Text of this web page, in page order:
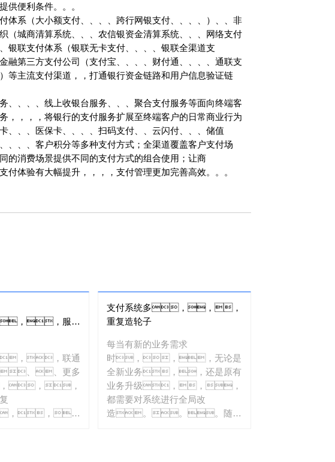
条件。。。
大小额支付、、、、跨行网银支付、、、、）、、非
商清算系统、、、农信银资金清算系统、、、网络支付
、银联支付体系（银联无卡支付、、、、银联全渠道支
非金融第三方支付公司（支付宝、、、、财付通、、、、通联支
付）等主流支付渠道，，打通银行资金链路和用户信息验证链
、、、线上收银台服务、、、聚合支付服务等面向终端客
，，，，将银行的支付服务扩展至终端客户的日常商业行为
、、、医保卡、、、、扫码支付、、云闪付、、、储值
券、、、、客户积分等多种支付方式；全渠道覆盖客户支付场
据不同的消费场景提供不同的支付方式的组合使用；让商
客户支付体验有大幅提升，，，，支付管理更加完善高效。。。
，，服务
，，联通
、、更多
，，
，，，
支付系统多，，，
重复造轮子
每当有新的业务需求
时，，，无论是
全新业务，，还是原有
业务升级，，，
都需要对系统进行全局改
造。。。随着